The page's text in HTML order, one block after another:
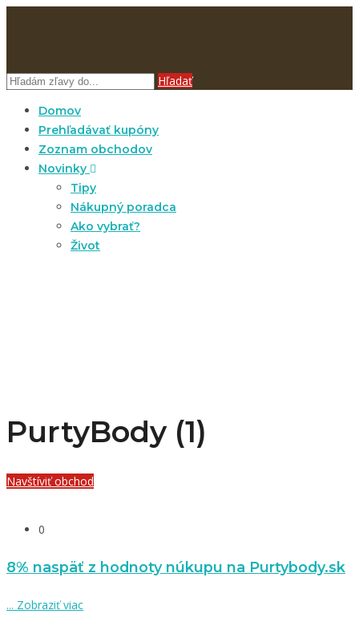
Hľadať
Domov
Prehľadávať kupóny
Zoznam obchodov
Novinky
Tipy
Nákupný poradca
Ako vybrať?
Život
PurtyBody (1)
Navštíviť obchod
0
8% naspäť z hodnoty núkupu na Purtybody.sk
... Zobraziť viac